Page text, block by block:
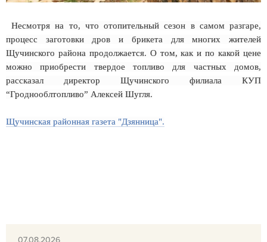
Несмотря на то, что отопительный сезон в самом разгаре,
процесс заготовки дров и брикета для многих жителей
Щучинского района продолжается. О том, как и по какой цене
можно приобрести твердое топливо для частных домов,
рассказал директор Щучинского филиала КУП
“Гроднооблтопливо” Алексей Шугля.
Щучинская районная газета "Дзянница".
07.08.2026